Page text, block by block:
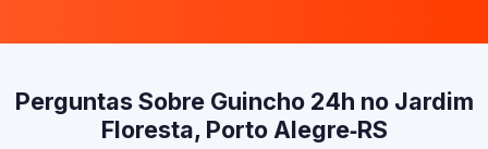
Perguntas Sobre Guincho 24h no Jardim
Floresta, Porto Alegre‑RS